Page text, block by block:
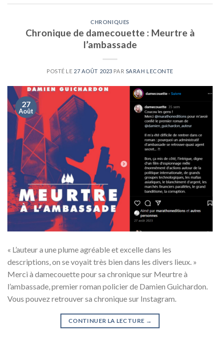
CHRONIQUES
Chronique de damecouette : Meurtre à
l’ambassade
POSTÉ LE 27 AOÛT 2023 PAR SARAH LECONTE
27
Août
« L’auteur a une plume agréable et excelle dans les
descriptions, on se voyait très bien dans les divers lieux. »
Merci à damecouette pour sa chronique sur Meurtre à
l’ambassade, premier roman policier de Damien Guichardon.
Vous pouvez retrouver sa chronique sur Instagram.
CONTINUER LA LECTURE →